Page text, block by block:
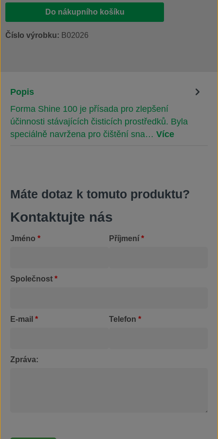
Do nákupního košíku
Číslo výrobku: B02026
Popis
Forma Shine 100 je přísada pro zlepšení
účinnosti stávajících čisticích prostředků. Byla
speciálně navržena pro čištění sna… Více
Máte dotaz k tomuto produktu?
Kontaktujte nás
Jméno * Příjmení *
Společnost *
E-mail * Telefon *
Zpráva: